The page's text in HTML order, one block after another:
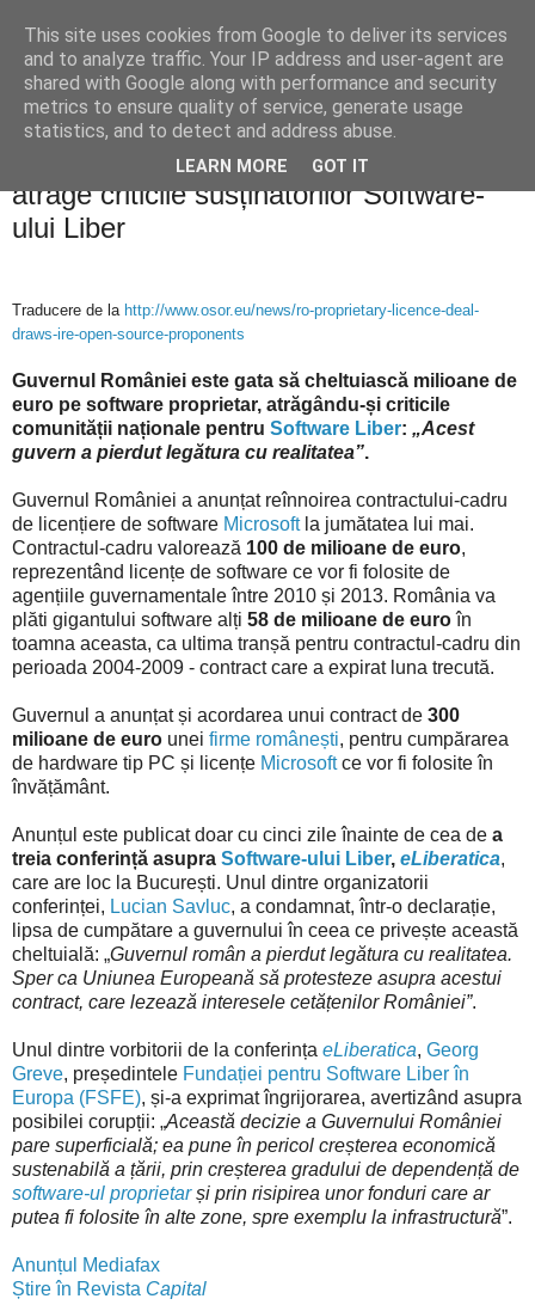
Blogul lui Răzvan
marți, 26 mai 2009
Afacerea cu licențe software proprietare
atrage criticile susținătorilor Software-
ului Liber
Traducere de la http://www.osor.eu/news/ro-proprietary-licence-deal-
draws-ire-open-source-proponents
Guvernul României este gata să cheltuiască milioane de
euro pe software proprietar, atrăgându-și criticile
comunității naționale pentru Software Liber: „Acest
guvern a pierdut legătura cu realitatea”.
Guvernul României a anunțat reînnoirea contractului-cadru
de licențiere de software Microsoftla jumătatea lui mai.
Contractul-cadru valorează 100 de milioane de euro,
reprezentând licențe de software ce vor fi folosite de
agențiile guvernamentale între 2010 și 2013. România va
plăti gigantului software alți 58 de milioane de euroîn
toamna aceasta, ca ultima tranșă pentru contractul-cadru din
perioada 2004-2009 - contract care a expirat luna trecută.
Guvernul a anunțat și acordarea unui contract de 300
milioane de euro unei firme românești, pentru cumpărarea
de hardware tip PC și licențe Microsoftce vor fi folosite în
învățământ.
Anunțul este publicat doar cu cinci zile înainte de cea de a
treia conferință asupra Software-ului Liber, eLiberatica,
care are loc la București. Unul dintre organizatorii
conferinței, Lucian Savluc, a condamnat, într-o declarație,
lipsa de cumpătare a guvernului în ceea ce privește această
cheltuială: „Guvernul român a pierdut legătura cu realitatea.
Sper ca Uniunea Europeană să protesteze asupra acestui
contract, care lezează interesele cetățenilor României”.
Unul dintre vorbitorii de la conferința eLiberatica, Georg
Greve, președintele Fundației pentru Software Liber în
Europa (FSFE), și-a exprimat îngrijorarea, avertizând asupra
posibilei corupții: „Această decizie a Guvernului României
pare superficială; ea pune în pericol creșterea economică
sustenabilă a țării, prin creșterea gradului de dependență de
software-ul proprietarși prin risipirea unor fonduri care ar
putea fi folosite în alte zone, spre exemplu la infrastructură”.
Anunțul Mediafax
Știre în Revista Capital
This site uses cookies from Google to deliver its services
and to analyze traffic. Your IP address and user-agent are
shared with Google along with performance and security
metrics to ensure quality of service, generate usage
statistics, and to detect and address abuse.
LEARN MORE GOT IT